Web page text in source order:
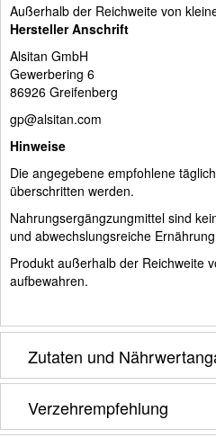
Außerhalb der Reichweite von
Hersteller Anschrift
Alsitan GmbH
Gewerbering 6
86926 Greifenberg
gp@alsitan.com
Hinweise
Die angegebene empfohlene
überschritten werden.
Nahrungsergängzungmittel sind
und abwechslungsreiche
Produkt außerhalb der Reichweite
aufbewahren.
Zutaten und
Verzehrempfehlung